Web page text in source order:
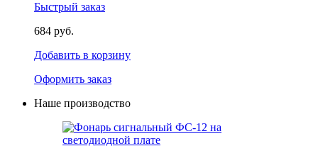
Быстрый заказ
684 руб.
Добавить в корзину
Оформить заказ
Наше производство